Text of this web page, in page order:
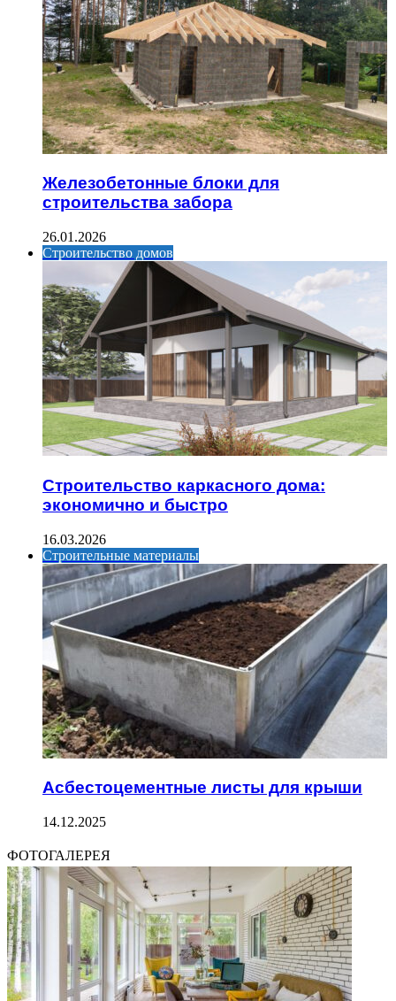
Железобетонные блоки для
строительства забора
26.01.2026
Строительство домов
Строительство каркасного дома:
экономично и быстро
16.03.2026
Строительные материалы
Асбестоцементные листы для крыши
14.12.2025
ФОТОГАЛЕРЕЯ